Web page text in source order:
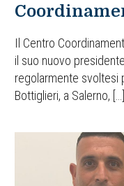
Il Centro
il suo nuovo
regolarmente svoltesi
Bottiglieri, a Salerno, […]